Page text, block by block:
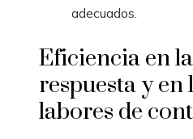
adecuados.
Eficiencia en la
respuesta y en
labores de